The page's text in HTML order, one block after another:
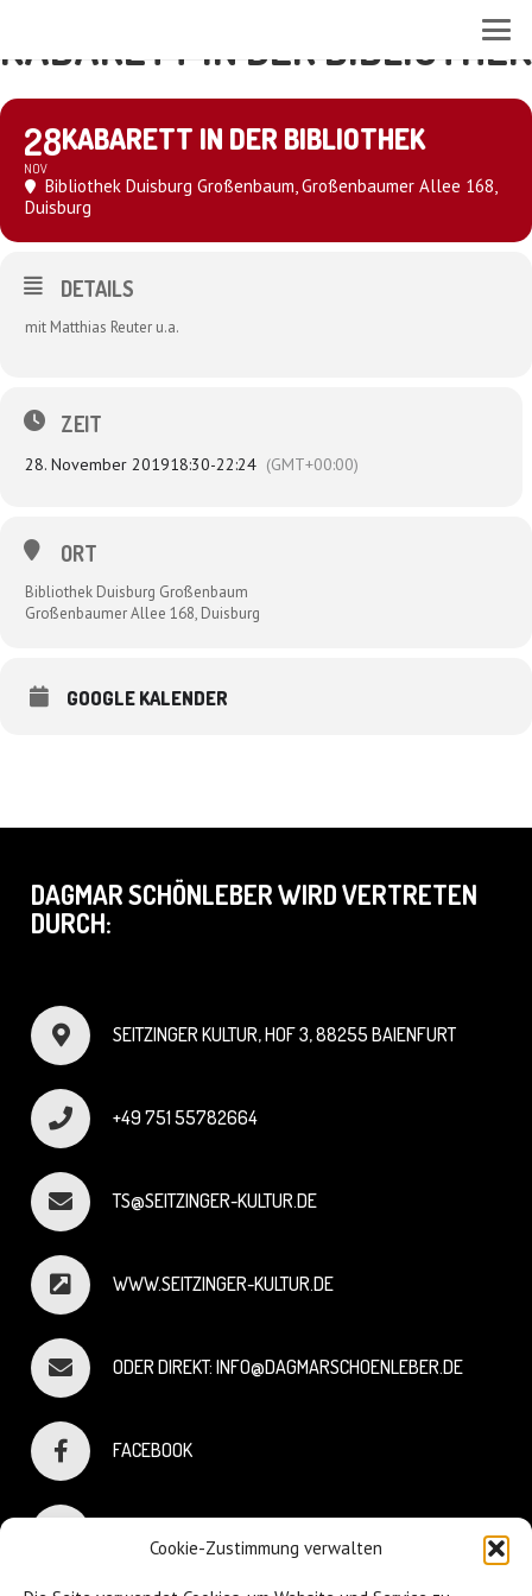
Cookie-Zustimmung verwalten
KABARETT IN DER BIBLIOTHEK
28
NOV
KABARETT IN DER BIBLIOTHEK
Bibliothek Duisburg Großenbaum, Großenbaumer Allee 168,
Duisburg
DETAILS
mit Matthias Reuter u.a.
ZEIT
28. November 201918:30-22:24 (GMT+00:00)
ORT
Bibliothek Duisburg Großenbaum
Großenbaumer Allee 168, Duisburg
GOOGLE KALENDER
DAGMAR SCHÖNLEBER WIRD VERTRETEN
DURCH:
SEITZINGER KULTUR, HOF 3, 88255 BAIENFURT
+49 751 55782664
TS@SEITZINGER-KULTUR.DE
WWW.SEITZINGER-KULTUR.DE
ODER DIREKT: INFO@DAGMARSCHOENLEBER.DE
FACEBOOK